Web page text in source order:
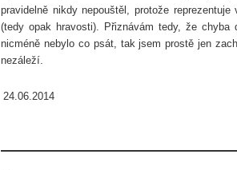
pravidelně nikdy nepouštěl, protože
(tedy opak hravosti). Přiznávám tedy, že
nicméně nebylo co psát, tak jsem prostě jen
nezáleží.
24.06.2014